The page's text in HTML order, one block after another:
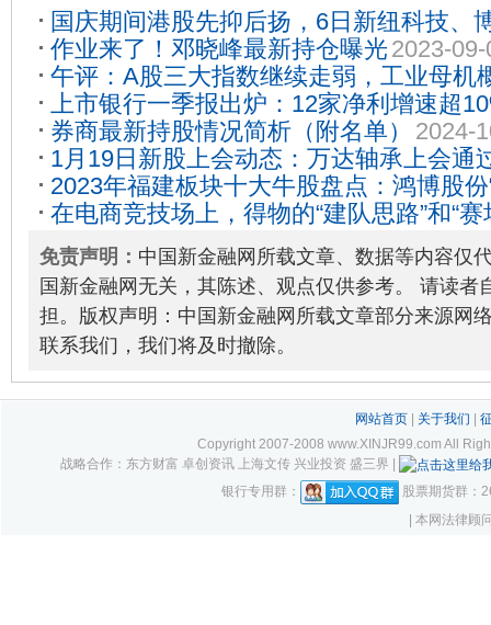
国庆期间港股先抑后扬，6日新纽科技、
多支个股表现活跃2023-10-09
作业来了！邓晓峰最新持仓曝光2023-09-
午评：A股三大指数继续走弱，工业母机
2024-06-28
上市银行一季报出炉：12家净利增速超
券商最新持股情况简析（附名单）
2024-
1月19日新股上会动态：万达轴承上会通
2023年福建板块十大牛股盘点：鸿博股
教育离原点一步之遥2024-01-04
在电商竞技场上，得物的“建队思路”和“赛
免责声明： 中国新金融网所载文章、数据等内容仅
国新金融网无关，其陈述、观点仅供参考。 请读者
担。版权声明：中国新金融网所载文章部分来源网
联系我们，我们将及时撤除。
网站首页| 关于我们
Copyright 2007-2008 www.XINJR99.com All
战略合作：东方财富 卓创资讯 上海文传 兴业投资 盛三界 |
银行专用群：
股票期货群：
| 本网法律顾